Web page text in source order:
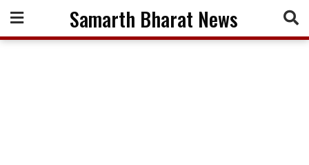
content
Samarth Bharat News